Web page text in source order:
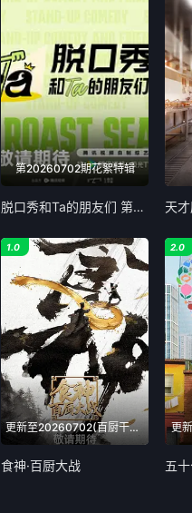
第20260702期花絮特辑
脱口秀和Ta的朋友们 第三季 天
更新至20260702(百厨干饭局)
1.0
食神·百厨大战
更
2.0
五